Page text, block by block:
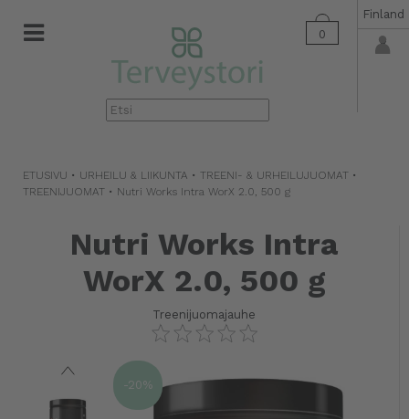
0
Finland
▼
ETUSIVU • URHEILU & LIIKUNTA • TREENI- & URHEILUJUOMAT •
TREENIJUOMAT • Nutri Works Intra WorX 2.0, 500 g
Nutri Works Intra
WorX 2.0, 500 g
Treenijuomajauhe
-20%